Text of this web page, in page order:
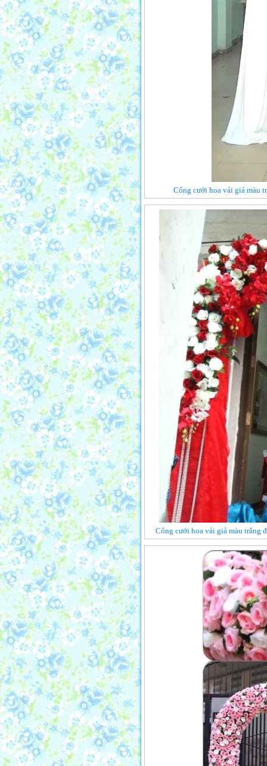
Cổng cưới hoa vải giả màu
Cổng cưới hoa vải giả màu trắng